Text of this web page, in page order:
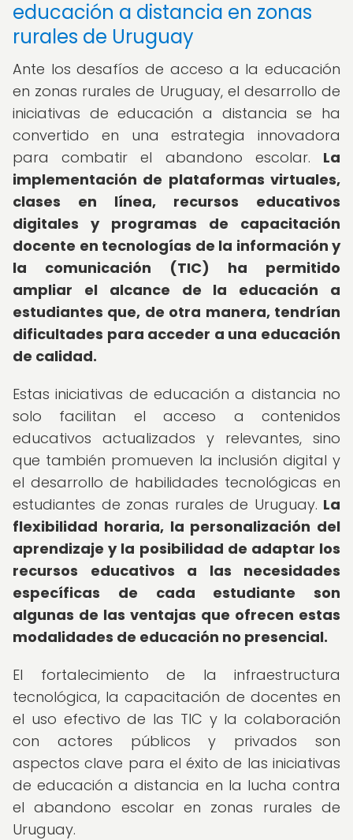
educación a distancia en zonas
rurales de Uruguay
Ante los desafíos de acceso a la educación
en zonas rurales de Uruguay, el desarrollo de
iniciativas de educación a distancia se ha
convertido en una estrategia innovadora
para combatir el abandono escolar. La
implementación de plataformas virtuales,
clases en línea, recursos educativos
digitales y programas de capacitación
docente en tecnologías de la información y
la comunicación (TIC) ha permitido
ampliar el alcance de la educación a
estudiantes que, de otra manera, tendrían
dificultades para acceder a una educación
de calidad.
Estas iniciativas de educación a distancia no
solo facilitan el acceso a contenidos
educativos actualizados y relevantes, sino
que también promueven la inclusión digital y
el desarrollo de habilidades tecnológicas en
estudiantes de zonas rurales de Uruguay. La
flexibilidad horaria, la personalización del
aprendizaje y la posibilidad de adaptar los
recursos educativos a las necesidades
específicas de cada estudiante son
algunas de las ventajas que ofrecen estas
modalidades de educación no presencial.
El fortalecimiento de la infraestructura
tecnológica, la capacitación de docentes en
el uso efectivo de las TIC y la colaboración
con actores públicos y privados son
aspectos clave para el éxito de las iniciativas
de educación a distancia en la lucha contra
el abandono escolar en zonas rurales de
Uruguay.